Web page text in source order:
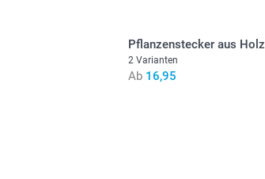
Pflanzenstecker aus Holz
2 Varianten
Ab 16,95